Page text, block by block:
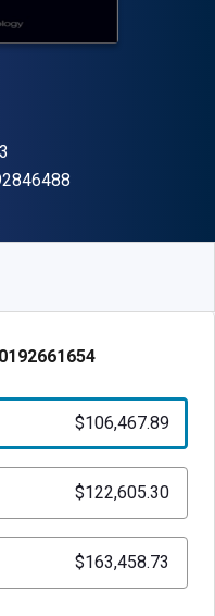
$106,467.89
$122,605.30
$163,458.73